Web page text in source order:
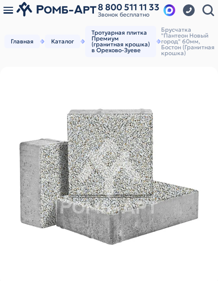
8 800 511 11 33
Звонок бесплатно
Главная Каталог
Тротуарная плитка
Премиум
(гранитная крошка)
в Орехово-Зуеве
Брусчатка
"Пантеон Новый
город" 60мм,
Бостон (Гранитная
крошка)